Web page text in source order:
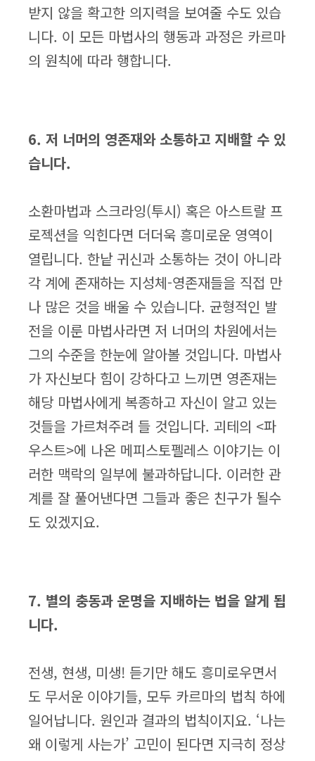
받지 않을 확고한 의지력을 보여줄 수도 있습
니다. 이 모든 마법사의 행동과 과정은 카르마
의 원칙에 따라 행합니다.
6. 저 너머의 영존재와 소통하고 지배할 수 있
습니다.
소환마법과 스크라잉(투시) 혹은 아스트랄 프
로젝션을 익힌다면 더더욱 흥미로운 영역이
열립니다. 한낱 귀신과 소통하는 것이 아니라
각 계에 존재하는 지성체-영존재들을 직접 만
나 많은 것을 배울 수 있습니다. 균형적인 발
전을 이룬 마법사라면 저 너머의 차원에서는
그의 수준을 한눈에 알아볼 것입니다. 마법사
가 자신보다 힘이 강하다고 느끼면 영존재는
해당 마법사에게 복종하고 자신이 알고 있는
것들을 가르쳐주려 들 것입니다. 괴테의 <파
우스트>에 나온 메피스토펠레스 이야기는 이
러한 맥락의 일부에 불과하답니다. 이러한 관
계를 잘 풀어낸다면 그들과 좋은 친구가 될수
도 있겠지요.
7. 별의 충동과 운명을 지배하는 법을 알게 됩
니다.
전생, 현생, 미생! 듣기만 해도 흥미로우면서
도 무서운 이야기들, 모두 카르마의 법칙 하에
일어납니다. 원인과 결과의 법칙이지요. ‘나는
왜 이렇게 사는가’ 고민이 된다면 지극히 정상